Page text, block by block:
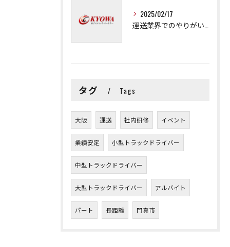
2025/02/17
タグ Tags
大阪 運送 社内研修 イベント
業績安定 小型トラックドライバー
中型トラックドライバー
大型トラックドライバー アルバイト
パート 長距離 門真市